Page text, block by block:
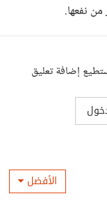
نفعها.
إضافة تعليق
الأفضل